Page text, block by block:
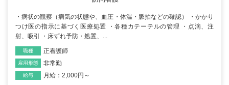
・病状の観察（病気の状態や、血圧・体温・脈拍などの確認） ・かかり
つけ医の指示に基づく医療処置 ・各種カテーテルの管理 ・点滴、注
射、吸引 ・床ずれ予防・処置、...
職種 正看護師
雇用形態 非常勤
給与 月給：2,000円～